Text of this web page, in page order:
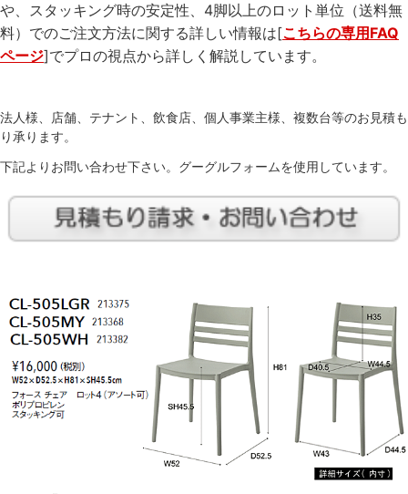
や、スタッキング時の安定性、4脚以上のロット単位（送料無
料）でのご注文方法に関する詳しい情報は[こちらの専用FAQ
ページ]でプロの視点から詳しく解説しています。
法人様、店舗、テナント、飲食店、個人事業主様、複数台等のお見積も
り承ります。
下記よりお問い合わせ下さい。グーグルフォームを使用しています。